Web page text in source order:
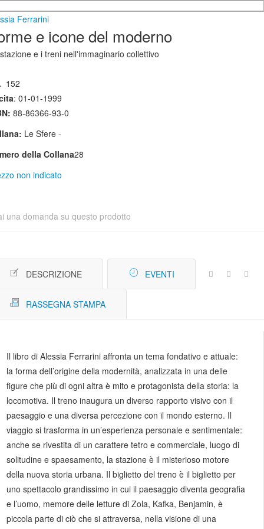
Ferrarini
e icone del moderno
e i treni nell'immaginario collettivo
152
: 01-01-1999
88-86366-93-0
Le Sfere -
della Collana28
non indicato
una domanda su questo prodotto
DESCRIZIONE EVENTI
RASSEGNA STAMPA
Il libro di Alessia Ferrarini affronta un tema fondativo e attuale:
la forma dell’origine della modernità, analizzata in una delle
figure che più di ogni altra è mito e protagonista della storia: la
locomotiva. Il treno inaugura un diverso rapporto visivo con il
paesaggio e una diversa percezione con il mondo esterno. Il
viaggio si trasforma in un’esperienza personale e sentimentale:
anche se rivestita di un carattere tetro e commerciale, luogo di
solitudine e spaesamento, la stazione è il misterioso motore
della nuova storia urbana. Il biglietto del treno è il biglietto per
uno spettacolo grandissimo in cui il paesaggio diventa geografia
e l’uomo, memore delle letture di Zola, Kafka, Benjamin, è
piccola parte di ciò che si attraversa, nella visione di una